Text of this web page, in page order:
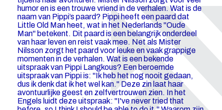
humor en is een trouwe vriend in de verhalen. Wat is de
naam van Pippi’s paard? Pippi heeft een paard dat
Little Old Man heet, wat in het Nederlands "Oude
Man" betekent. Dit paard is een belangrijk onderdeel
van haar leven en reist vaak mee. Net als Mister
Nilsson zorgt het paard voor leuke en vaak grappige
momenten in de verhalen. Wat is een bekende
uitspraak van Pippi Langkous? Een beroemde
uitspraak van Pippi is: "Ik heb het nog nooit gedaan,
dus ik denk dat ik het wel kan." Deze zin laat haar
avontuurlijke geest en zelfvertrouwen zien. In het
Engels luidt deze uitspraak: "I've never tried that